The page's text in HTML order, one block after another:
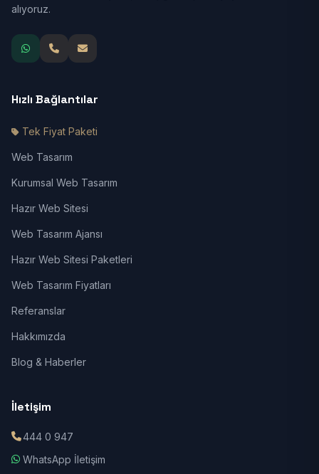
alıyoruz.
Hızlı Bağlantılar
Tek Fiyat Paketi
Web Tasarım
Kurumsal Web Tasarım
Hazır Web Sitesi
Web Tasarım Ajansı
Hazır Web Sitesi Paketleri
Web Tasarım Fiyatları
Referanslar
Hakkımızda
Blog & Haberler
İletişim
444 0 947
WhatsApp İletişim